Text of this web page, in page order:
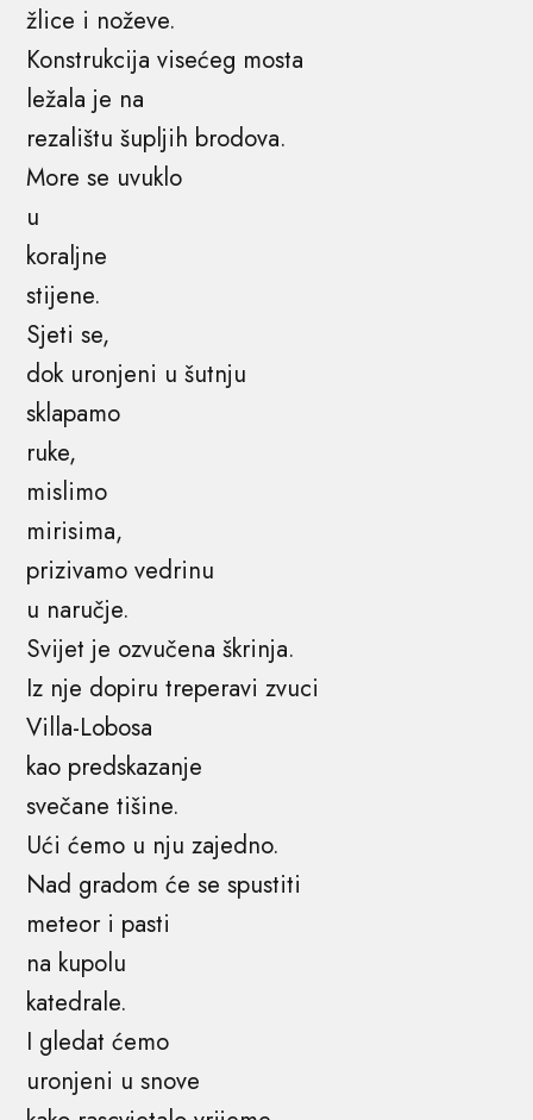
žlice i noževe.
Konstrukcija visećeg mosta
ležala je na
rezalištu šupljih brodova.
More se uvuklo
u
koraljne
stijene.
Sjeti se,
dok uronjeni u šutnju
sklapamo
ruke,
mislimo
mirisima,
prizivamo vedrinu
u naručje.
Svijet je ozvučena škrinja.
Iz nje dopiru treperavi zvuci
Villa-Lobosa
kao predskazanje
svečane tišine.
Ući ćemo u nju zajedno.
Nad gradom će se spustiti
meteor i pasti
na kupolu
katedrale.
I gledat ćemo
uronjeni u snove